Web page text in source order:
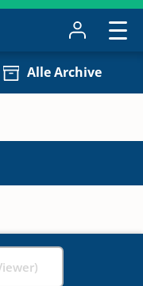
Alle Archive